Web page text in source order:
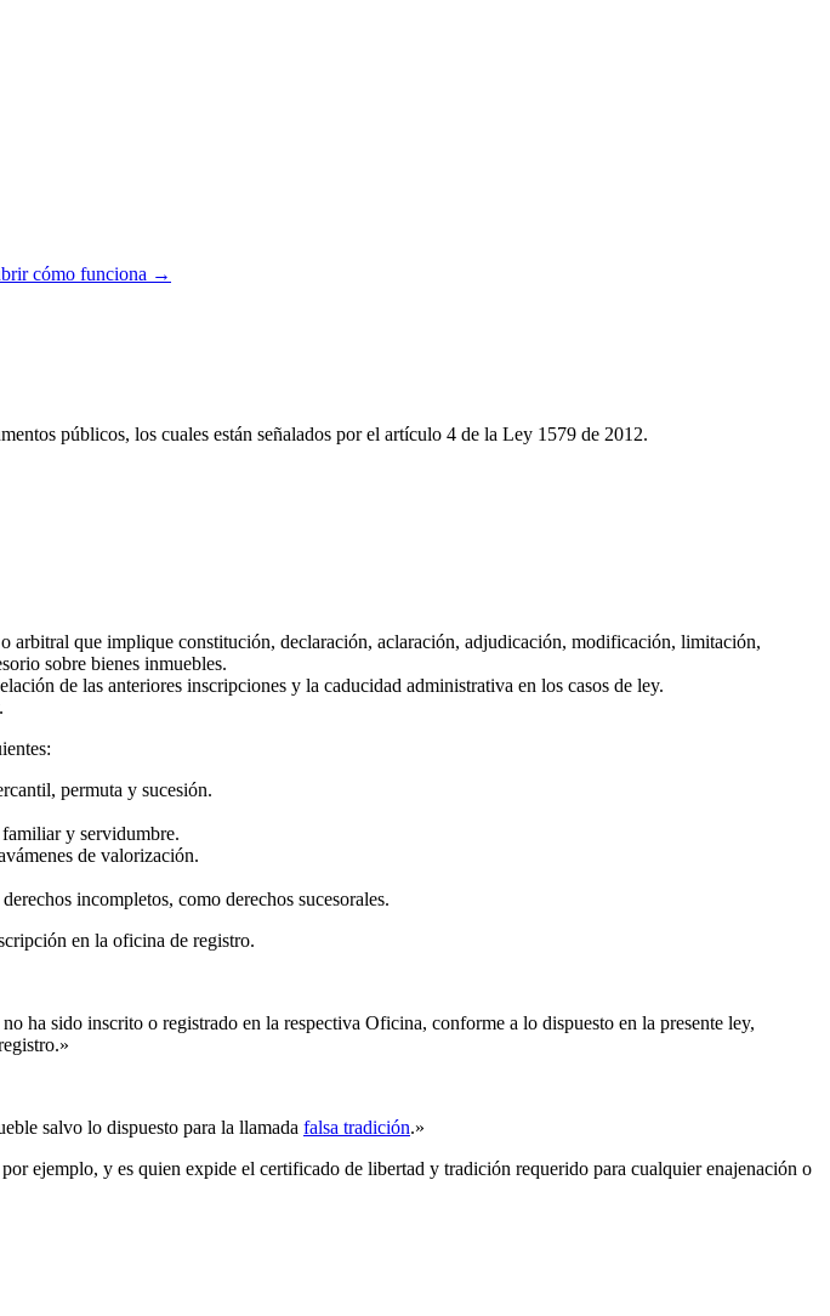
cómo funciona →
públicos, los cuales están señalados por el artículo 4 de la Ley 1579 de 2012.
que implique constitución, declaración, aclaración, adjudicación, modificación, limitación,
sobre bienes inmuebles.
de las anteriores inscripciones y la caducidad administrativa en los casos de ley.
permuta y sucesión.
y servidumbre.
de valorización.
incompletos, como derechos sucesorales.
en la oficina de registro.
ha sido inscrito o registrado en la respectiva Oficina, conforme a lo dispuesto en la presente ley,
salvo lo dispuesto para la llamada falsa tradición.»
ejemplo, y es quien expide el certificado de libertad y tradición requerido para cualquier enajenación o